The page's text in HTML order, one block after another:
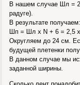
В нашем случае Шл =
радуге).
В результате получаем:
Шп = Шл х N + 6 = 2,5
Округляем до 24 см.
будущей плетенки
В данном случае мы
заданной ширины.